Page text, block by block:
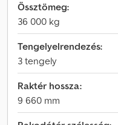
Össztömeg:
36 000 kg
Tengelyelrendezés:
3 tengely
Raktér hossza:
9 660 mm